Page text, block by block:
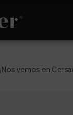
¡Nos vemos en